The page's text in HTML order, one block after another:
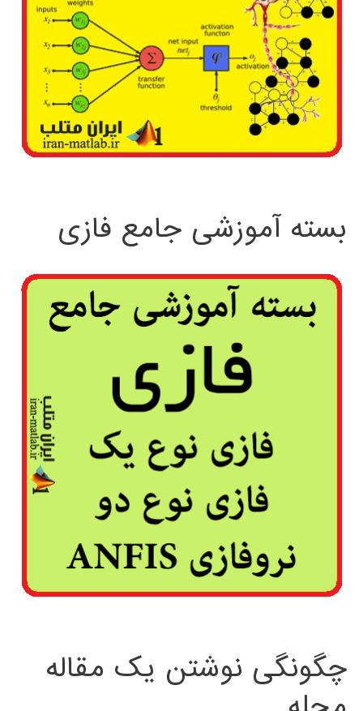
بسته آموزشی جامع فازی
چگونگی نوشتن یک مقاله